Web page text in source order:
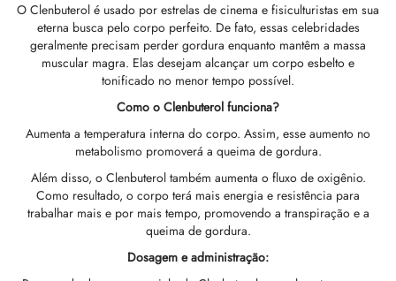
O Clenbuterol é usado por estrelas de cinema e fisiculturistas em sua
eterna busca pelo corpo perfeito. De fato, essas celebridades
geralmente precisam perder gordura enquanto mantêm a massa
muscular magra. Elas desejam alcançar um corpo esbelto e
tonificado no menor tempo possível.
Como o Clenbuterol funciona?
Aumenta a temperatura interna do corpo. Assim, esse aumento no
metabolismo promoverá a queima de gordura.
Além disso, o Clenbuterol também aumenta o fluxo de oxigênio.
Como resultado, o corpo terá mais energia e resistência para
trabalhar mais e por mais tempo, promovendo a transpiração e a
queima de gordura.
Dosagem e administração:
Entrega E Varejo Por Armazém
🇪🇺 🌍
Entrega E Varejo Por Armazém
EUA 🇺🇸
EUA 🇺🇸
Entrega E Varejo Por Armazém
SHREE/ POWERBOLIC – Ásia 🇺🇸 🌍
De Testosterona (DHB)
De Anadrol (oximetolona)
Durabolin (Decanoato De Nandrolona)
Injetável (metandienona)
De Esteróides (injeção)
(Drostanolona) Enantato
De Masteron (Drostanolona)
De Trembolona
De Trembolona
De Trembolona
(Trembolona Hexa)
Testosterona (Suspensão)
De Testosterona
De Testosterona
De Testosterona
Oral
De Testosterona
(oximetolona) Oral
(Oxandrolona)
Oral (metandienona)
(Fluoximesterona)
(Anastrozol)
(Clomifeno)
Gonadotrofina
De Injeção
Sanguínea EPO
(Hormônios Do Crescimento Humano)
I
Para Injeção Intramuscular
Para Injeção Subcutânea
GRF 1-29
C
(Sibutramina)
– Cardarine
– Ostarina
– Ibutamoren
Antienvelhecimento
De Resistência
De Perda De Peso
De Ganho De Massa
Para Ganho De Massa Magra
De Suporte
– Perguntas Frequentes
De Pagamento
Um Desconto
Meu Pagamento